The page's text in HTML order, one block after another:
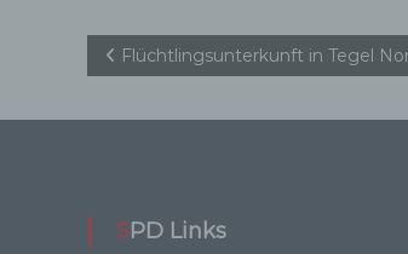
B
e
t
Flüchtlingsunterkunft in Tegel
SPD Links